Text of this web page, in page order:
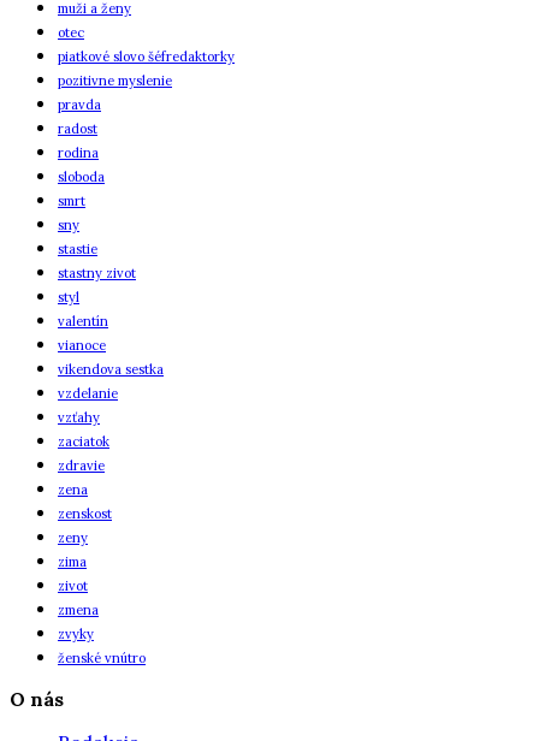
muži a ženy
otec
piatkové slovo šéfredaktorky
pozitivne myslenie
pravda
radost
rodina
sloboda
smrt
sny
stastie
stastny zivot
styl
valentín
vianoce
vikendova sestka
vzdelanie
vzťahy
zaciatok
zdravie
zena
zenskost
zeny
zima
zivot
zmena
zvyky
ženské vnútro
O nás